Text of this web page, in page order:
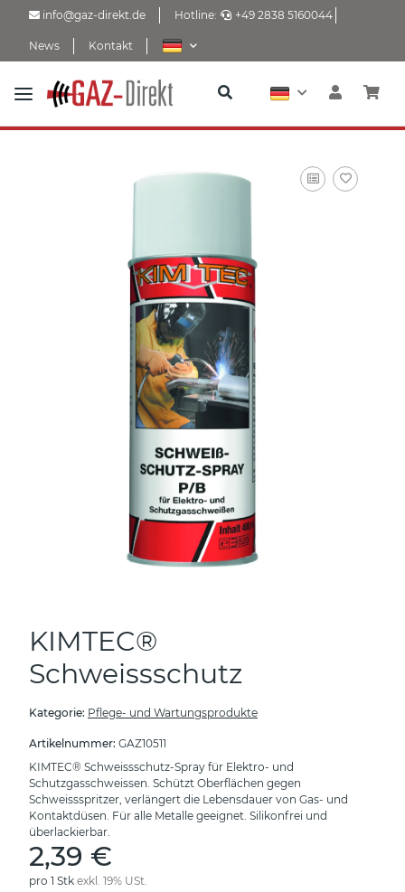
info@gaz-direkt.de Hotline: +49 2838 5160044
News Kontakt
KIMTEC®
Schweissschutz
Kategorie: Pflege- und Wartungsprodukte
Artikelnummer: GAZ10511
KIMTEC® Schweissschutz-Spray für Elektro- und
Schutzgasschweissen. Schützt Oberflächen gegen
Schweissspritzer, verlängert die Lebensdauer von Gas- und
Kontaktdüsen. Für alle Metalle geeignet. Silikonfrei und
überlackierbar.
2,39 €
pro 1 Stk exkl. 19% USt.